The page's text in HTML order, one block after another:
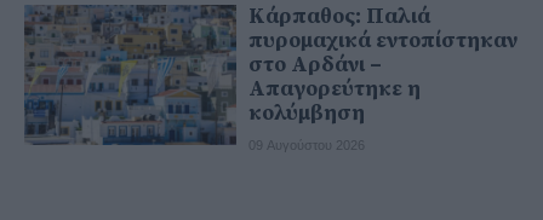
Κάρπαθος: Παλιά
πυρομαχικά εντοπίστηκαν
στο Αρδάνι –
Απαγορεύτηκε η
κολύμβηση
09 Αυγούστου 2026